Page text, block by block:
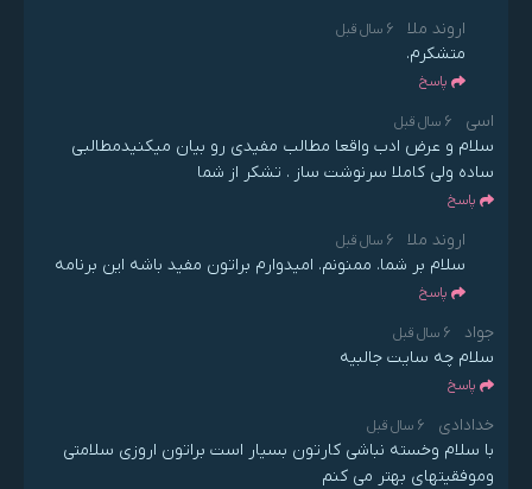
اروند ملا 6 سال قبل
متشکرم.
پاسخ
اسی 6 سال قبل
سلام و عرض ادب واقعا مطالب مفیدی رو بیان میکنیدمطالبی
ساده ولی کاملا سرنوشت ساز . تشکر از شما
پاسخ
اروند ملا 6 سال قبل
سلام بر شما. ممنونم. امیدوارم براتون مفید باشه این برنامه
پاسخ
جواد 6 سال قبل
سلام چه سایت جالبیه
پاسخ
خدادادی 6 سال قبل
با سلام وخسته نباشی کارتون بسیار است براتون اروزی سلامتی
وموفقیتهای بهتر می کنم